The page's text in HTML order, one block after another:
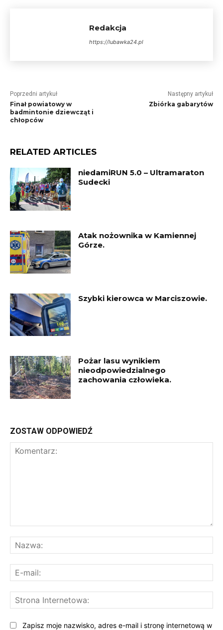
Redakcja
https://lubawka24.pl
Poprzedni artykuł
Finał powiatowy w
badmintonie dziewcząt i
chłopców
Następny artykuł
Zbiórka gabarytów
RELATED ARTICLES
niedamiRUN 5.0 – Ultramaraton
Sudecki
Atak nożownika w Kamiennej
Górze.
Szybki kierowca w Marciszowie.
Pożar lasu wynikiem
nieodpowiedzialnego
zachowania człowieka.
ZOSTAW ODPOWIEDŹ
Zapisz moje nazwisko, adres e-mail i stronę internetową w